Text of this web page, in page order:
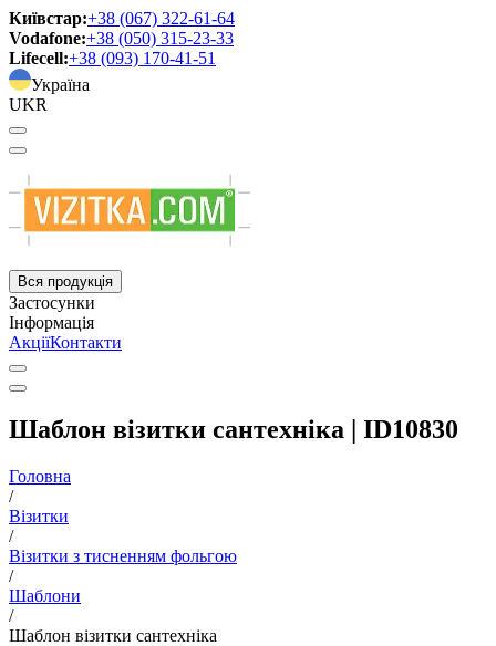
Київстар:+38 (067) 322-61-64
Vodafone:+38 (050) 315-23-33
Lifecell:+38 (093) 170-41-51
Україна
UKR
Вся продукція
Застосунки
Інформація
АкціїКонтакти
Шаблон візитки сантехніка | ID10830
Головна
/
Візитки
/
Візитки з тисненням фольгою
/
Шаблони
/
Шаблон візитки сантехніка